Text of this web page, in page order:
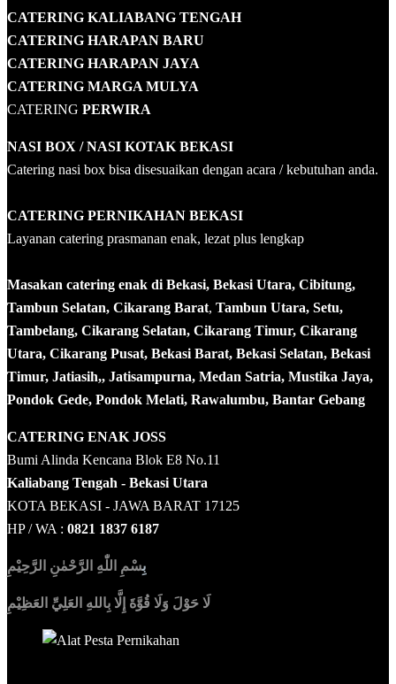
CATERING KALIABANG TENGAH
CATERING HARAPAN BARU
CATERING HARAPAN JAYA
CATERING MARGA MULYA
CATERING PERWIRA
NASI BOX / NASI KOTAK BEKASI
Catering nasi box bisa disesuaikan dengan acara / kebutuhan anda.
CATERING PERNIKAHAN BEKASI
Layanan catering prasmanan enak, lezat plus lengkap
Masakan catering enak di Bekasi, Bekasi Utara, Cibitung,
Tambun Selatan, Cikarang Barat, Tambun Utara, Setu,
Tambelang, Cikarang Selatan, Cikarang Timur, Cikarang
Utara, Cikarang Pusat, Bekasi Barat, Bekasi Selatan, Bekasi
Timur, Jatiasih,, Jatisampurna, Medan Satria, Mustika Jaya,
Pondok Gede, Pondok Melati, Rawalumbu, Bantar Gebang
CATERING ENAK JOSS
Bumi Alinda Kencana Blok E8 No.11
Kaliabang Tengah - Bekasi Utara
KOTA BEKASI - JAWA BARAT 17125
HP / WA : 0821 1837 6187
بِسْمِ اللّٰهِ الرَّحْمٰنِ الرَّحِيْمِ
لَا حَوْلَ وَلَا قُوَّةَ إِلَّا بِاللهِ العَلِيِّ العَظِيْمِ